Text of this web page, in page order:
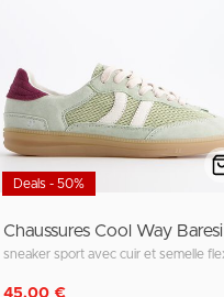
Deals - 50%
Chaussures Cool Way Baresi
45,00 €